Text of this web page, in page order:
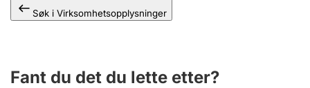
Søk i Virksomhetsopplysninger
Fant du det du lette etter?